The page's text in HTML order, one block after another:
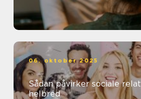
06. oktober 2025
Sådan påvirker sociale
helbred